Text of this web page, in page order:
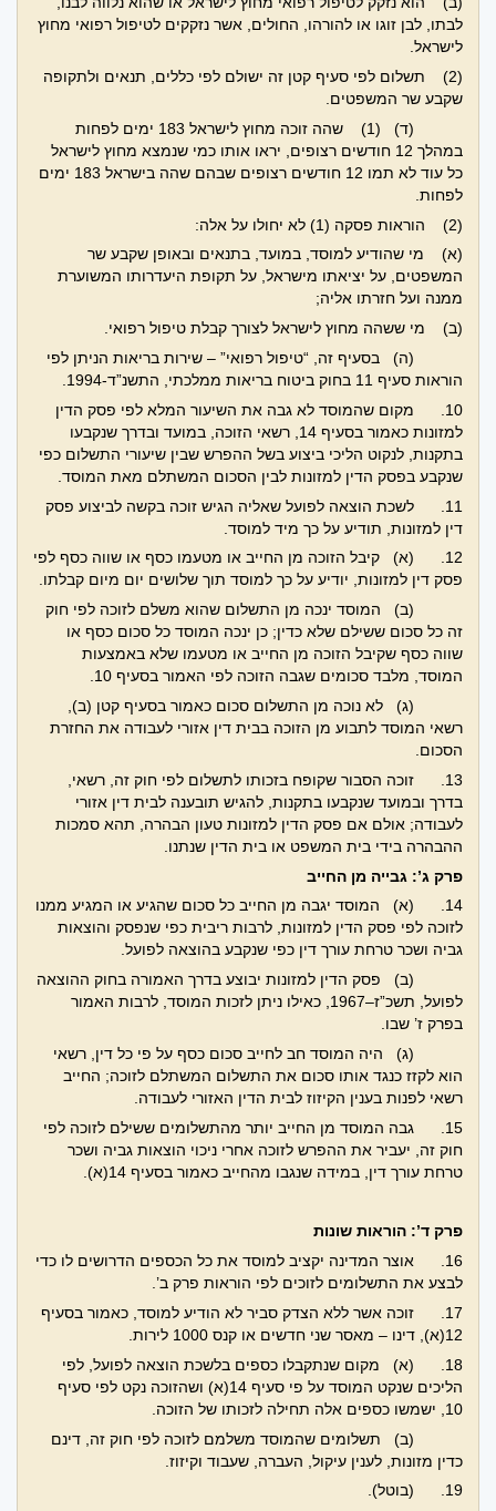
לבתו, לבן זוגו או להורהו, החולים, אשר נזקקים לטיפול רפואי מחוץ
לישראל.
(2) תשלום לפי סעיף קטן זה ישולם לפי כללים, תנאים ולתקופה
שקבע שר המשפטים.
(ד) (1) שהה זוכה מחוץ לישראל 183 ימים לפחות
במהלך 12 חודשים רצופים, יראו אותו כמי שנמצא מחוץ לישראל
כל עוד לא תמו 12 חודשים רצופים שבהם שהה בישראל 183 ימים
לפחות.
(2) הוראות פסקה (1) לא יחולו על אלה:
(א) מי שהודיע למוסד, במועד, בתנאים ובאופן שקבע שר
המשפטים, על יציאתו מישראל, על תקופת היעדרותו המשוערת
ממנה ועל חזרתו אליה;
(ב) מי ששהה מחוץ לישראל לצורך קבלת טיפול רפואי.
(ה) בסעיף זה, “טיפול רפואי” – שירות בריאות הניתן לפי
הוראות סעיף 11 בחוק ביטוח בריאות ממלכתי, התשנ”ד-1994.
10.
מקום שהמוסד לא גבה את השיעור המלא לפי פסק הדין
למזונות כאמור בסעיף 14, רשאי הזוכה, במועד ובדרך שנקבעו
בתקנות, לנקוט הליכי ביצוע בשל ההפרש שבין שיעורי התשלום כפי
שנקבע בפסק הדין למזונות לבין הסכום המשתלם מאת המוסד.
11.
לשכת הוצאה לפועל שאליה הגיש זוכה בקשה לביצוע פסק
דין למזונות, תודיע על כך מיד למוסד.
12.
(א) קיבל הזוכה מן החייב או מטעמו כסף או שווה כסף לפי
פסק דין למזונות, יודיע על כך למוסד תוך שלושים יום מיום קבלתו.
(ב) המוסד ינכה מן התשלום שהוא משלם לזוכה לפי חוק
זה כל סכום ששילם שלא כדין; כן ינכה המוסד כל סכום כסף או
שווה כסף שקיבל הזוכה מן החייב או מטעמו שלא באמצעות
המוסד, מלבד סכומים שגבה הזוכה לפי האמור בסעיף 10.
(ג) לא נוכה מן התשלום סכום כאמור בסעיף קטן (ב),
רשאי המוסד לתבוע מן הזוכה בבית דין אזורי לעבודה את החזרת
הסכום.
13.
זוכה הסבור שקופח בזכותו לתשלום לפי חוק זה, רשאי,
בדרך ובמועד שנקבעו בתקנות, להגיש תובענה לבית דין אזורי
לעבודה; אולם אם פסק הדין למזונות טעון הבהרה, תהא סמכות
ההבהרה בידי בית המשפט או בית הדין שנתנו.
פרק ג’: גבייה מן החייב
14.
(א) המוסד יגבה מן החייב כל סכום שהגיע או המגיע ממנו
לזוכה לפי פסק הדין למזונות, לרבות ריבית כפי שנפסק והוצאות
גביה ושכר טרחת עורך דין כפי שנקבע בהוצאה לפועל.
(ב) פסק הדין למזונות יבוצע בדרך האמורה בחוק ההוצאה
לפועל, תשכ”ז–1967, כאילו ניתן לזכות המוסד, לרבות האמור
בפרק ז’ שבו.
(ג) היה המוסד חב לחייב סכום כסף על פי כל דין, רשאי
הוא לקזז כנגד אותו סכום את התשלום המשתלם לזוכה; החייב
רשאי לפנות בענין הקיזוז לבית הדין האזורי לעבודה.
15.
גבה המוסד מן החייב יותר מהתשלומים ששילם לזוכה לפי
חוק זה, יעביר את ההפרש לזוכה אחרי ניכוי הוצאות גביה ושכר
טרחת עורך דין, במידה שנגבו מהחייב כאמור בסעיף 14(א).
פרק ד’: הוראות שונות
16.
אוצר המדינה יקציב למוסד את כל הכספים הדרושים לו כדי
לבצע את התשלומים לזוכים לפי הוראות פרק ב’.
17.
זוכה אשר ללא הצדק סביר לא הודיע למוסד, כאמור בסעיף
12(א), דינו – מאסר שני חדשים או קנס 1000 לירות.
18.
(א) מקום שנתקבלו כספים בלשכת הוצאה לפועל, לפי
הליכים שנקט המוסד על פי סעיף 14(א) ושהזוכה נקט לפי סעיף
10, ישמשו כספים אלה תחילה לזכותו של הזוכה.
(ב) תשלומים שהמוסד משלמם לזוכה לפי חוק זה, דינם
כדין מזונות, לענין עיקול, העברה, שעבוד וקיזוז.
19.
(בוטל).